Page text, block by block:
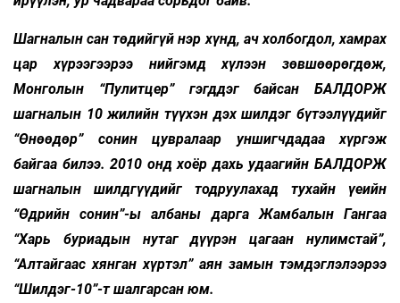
Шагналын сан төдийгүй нэр хүнд, ач холбогдол, хамрах
цар хүрээгээрээ нийгэмд хүлээн зөвшөөрөгдөж,
Монголын “Пулитцер” гэгддэг байсан БАЛДОРЖ
шагналын 10 жилийн түүхэн дэх шилдэг бүтээлүүдийг
“Өнөөдөр” сонин цувралаар уншигчдадаа хүргэж
байгаа билээ. 2010 онд хоёр дахь удаагийн БАЛДОРЖ
шагналын шилдгүүдийг тодруулахад тухайн үеийн
“Өдрийн сонин”-ы албаны дарга Жамбалын Гангаа
“Харь буриадын нутаг дүүрэн цагаан нулимстай”,
“Алтайгаас хянган хүртэл” аян замын тэмдэглэлээрээ
“Шилдэг-10”-т шалгарсан юм.